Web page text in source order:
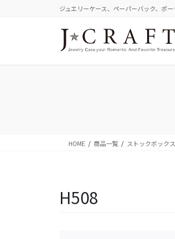
ジュエリーケース、ペーパーバック、ポ
HOME 商品一覧 ストックボックス
H508